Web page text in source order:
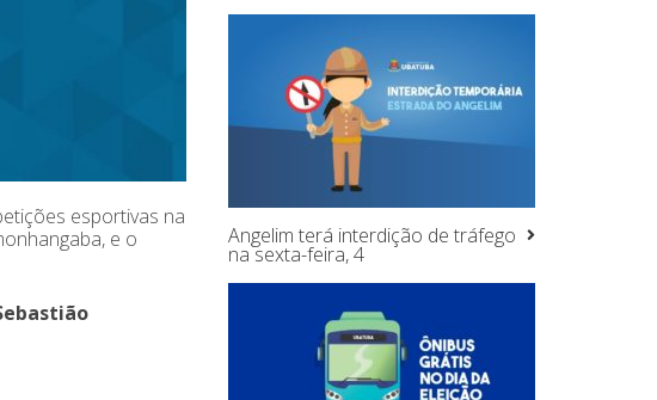
esportivas na
e o
Angelim terá interdição de tráfego
na sexta-feira, 4